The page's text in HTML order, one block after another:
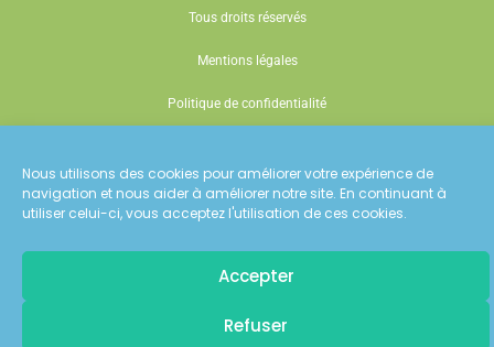
Nous utilisons des cookies pour améliorer votre expérience de
navigation et nous aider à améliorer notre site. En continuant à
utiliser celui-ci, vous acceptez l'utilisation de ces cookies.
Accepter
Refuser
Tous droits réservés
Mentions légales
Politique de confidentialité
Conception : Siouxe
les dernières actualités d'ECT